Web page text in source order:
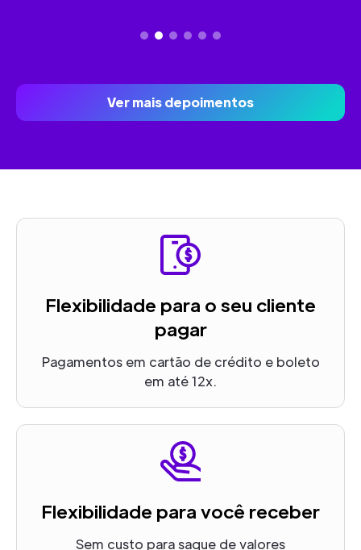
Ver mais depoimentos
Flexibilidade para o seu cliente
pagar
Pagamentos em cartão de crédito e boleto
em até 12x.
Flexibilidade para você receber
Sem custo para saque de valores